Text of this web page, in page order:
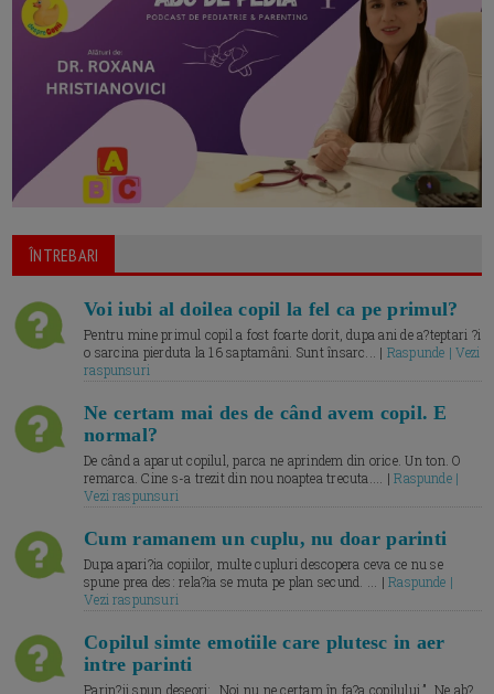
ÎNTREBARI
Voi iubi al doilea copil la fel ca pe primul?
Pentru mine primul copil a fost foarte dorit, dupa ani de a?teptari ?i
o sarcina pierduta la 16 saptamâni. Sunt însarc... | Raspunde | Vezi
raspunsuri
Ne certam mai des de când avem copil. E
normal?
De când a aparut copilul, parca ne aprindem din orice. Un ton. O
remarca. Cine s-a trezit din nou noaptea trecuta.... |Raspunde |
Vezi raspunsuri
Cum ramanem un cuplu, nu doar parinti
Dupa apari?ia copiilor, multe cupluri descopera ceva ce nu se
spune prea des: rela?ia se muta pe plan secund. ... |Raspunde |
Vezi raspunsuri
Copilul simte emotiile care plutesc in aer
intre parinti
Parin?ii spun deseori: „Noi nu ne certam în fa?a copilului.” „Ne ab?